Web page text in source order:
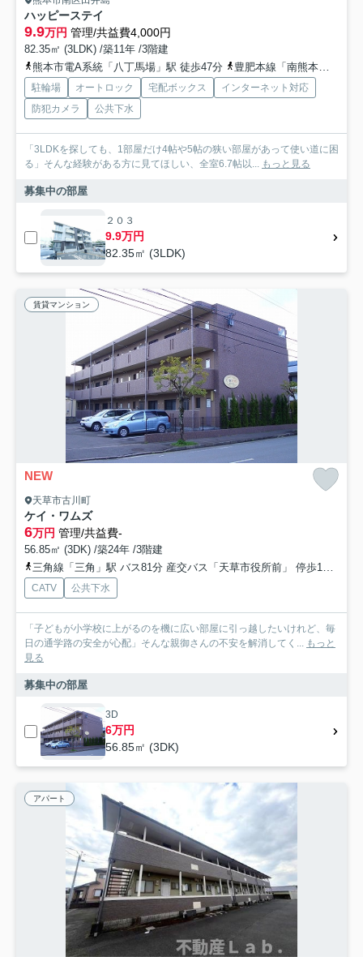
ハッピーステイ
9.9万円 管理/共益費4,000円
82.35㎡ (3LDK) /築11年 /3階建
熊本市電A系統「八丁馬場」駅 徒歩47分
豊肥本線「南熊本」駅 徒歩43分
駐輪場 オートロック 宅配ボックス
インターネット対応
防犯カメラ
公共下水
「3LDKを探しても、1部屋だけ4帖や5帖の狭い部屋があって使い道に困
る」そんな経験がある方に見てほしい、全室6.7帖以... もっと見る
募集中の部屋
２０３
9.9万円
82.35㎡ (3LDK)
賃貸マンション
NEW
天草市古川町
ケイ・ワムズ
6万円 管理/共益費-
56.85㎡ (3DK) /築24年 /3階建
三角線「三角」駅 バス81分 産交バス「天草市役所前」 停歩11分
CATV 公共下水
「子どもが小学校に上がるのを機に広い部屋に引っ越したいけれど、毎
日の通学路の安全が心配」そんな親御さんの不安を解消してく... もっと
見る
募集中の部屋
3D
6万円
56.85㎡ (3DK)
アパート